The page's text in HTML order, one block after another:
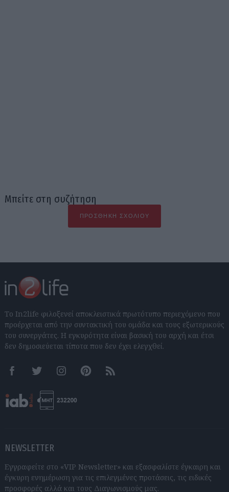
Μπείτε στη συζήτηση
ΠΡΟΣΘΉΚΗ ΣΧΟΛΊΟΥ
Το In2life φιλοξενεί αποκλειστικά πρωτότυπο περιεχόμενο που
προέρχεται από την συντακτική του ομάδα και τους εξωτερικούς
του συνεργάτες. Η εγκυρότητα είναι βασική του αρχή και έτσι
δεν δημοσιεύεται τίποτα που δεν έχει ελεγχθεί.
FacebookTwitter InstagramPinterestRSS feeds
NEWSLETTER
Εγγραφείτε στο «VIP Newsletter» και εξασφαλίστε έγκαιρη και
έγκυρη ενημέρωση για τις επιλεγμένες προτάσεις, τις ειδικές
προσφορές αλλά και τους Διαγωνισμούς μας.